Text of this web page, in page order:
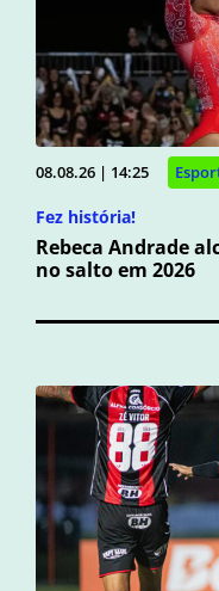
08.08.26 | 14:25
Fez história!
Rebeca Andrade
no salto em 2026